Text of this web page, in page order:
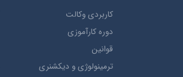
کاربردی وکالت
دوره کارآموزی
قوانین
ترمينولوژي و ديکشنري